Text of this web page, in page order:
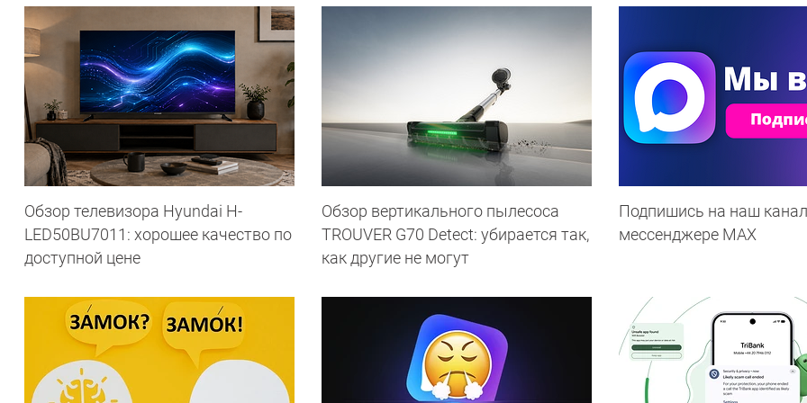
Обзор телевизора Hyundai H-
LED50BU7011: хорошее качество по
доступной цене
Обзор вертикального пылесоса
TROUVER G70 Detect: убирается так,
как другие не могут
Подпишись на наш
мессенджере МАХ